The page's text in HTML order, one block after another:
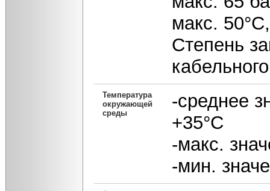
макс.
Степень
Температура
окружающей
среды
-среднее
+35°С
-макс.
-мин.